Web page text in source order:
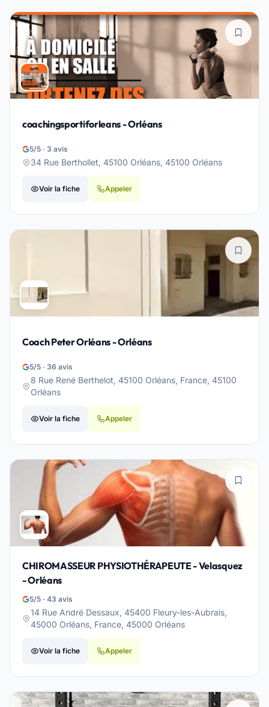
coachingsportiforleans - Orléans
5/5 · 3 avis
34 Rue Berthollet, 45100 Orléans, 45100 Orléans
Voir la fiche Appeler
Coach Peter Orléans - Orléans
5/5 · 36 avis
8 Rue René Berthelot, 45100 Orléans, France, 45100
Orléans
Voir la fiche Appeler
CHIROMASSEUR PHYSIOTHÉRAPEUTE - Velasquez
- Orléans
5/5 · 43 avis
14 Rue André Dessaux, 45400 Fleury-les-Aubrais,
45000 Orléans, France, 45000 Orléans
Voir la fiche Appeler